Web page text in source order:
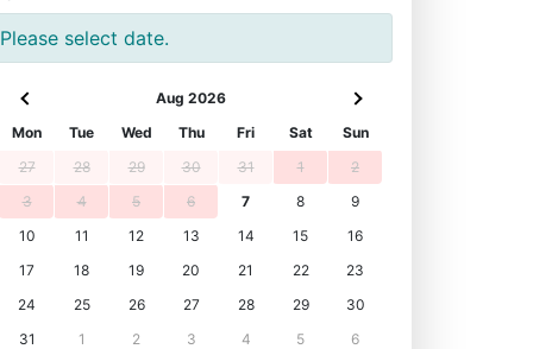
Please select date.
Aug 2026
Mon
Tue Wed Thu Fri Sat
Sun
27
28 29 30 31 1
2
3
4 5 6 7 8
9
10
11 12 13 14 15
16
17
18 19 20 21 22
23
24
25 26 27 28 29
30
31
1 2 3 4 5 6